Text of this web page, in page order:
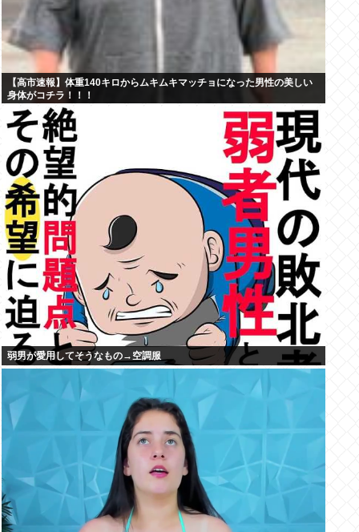
【高市速報】体重140キロからムキムキマッチョになった男性の美しい
身体がコチラ！！！
弱男が愛用してそうなもの→空調服